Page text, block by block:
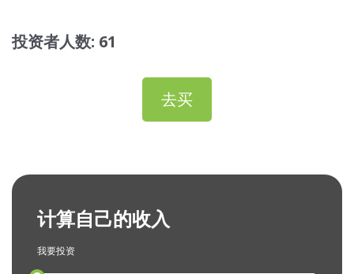
投资者人数: 61
去买
计算自己的收入
我要投资